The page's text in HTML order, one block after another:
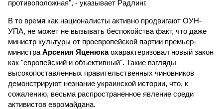
противоположная", - указывает Радлинг.
В то время как националисты активно продвигают ОУН-
УПА, не может не вызывать беспокойства факт, что даже
министр культуры от проевропейской партии премьер-
министра Арсения Яценюкаохарактеризовал новый закон
как "европейский и объективный". Такие взгляды
высокопоставленных правительственных чиновников
демонстрируют незнание украинской истории, что, к
сожалению, весьма распространенное явление среди
активистов евромайдана.